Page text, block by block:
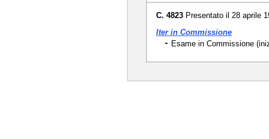
C. 4823 Presentato il 28 aprile
Iter in Commissione
Esame in Commissione